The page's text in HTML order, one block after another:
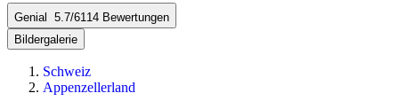
Genial 5.7/6114 Bewertungen
Bildergalerie
Schweiz
Appenzellerland